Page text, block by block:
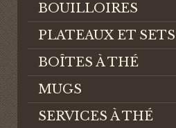
BOUILLOIRES
PLATEAUX ET
BOÎTES À THÉ
MUGS
SERVICES À THÉ